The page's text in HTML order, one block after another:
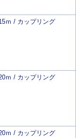
ｍ / カップリング
ｍ / カップリング
ｍ / カップリング